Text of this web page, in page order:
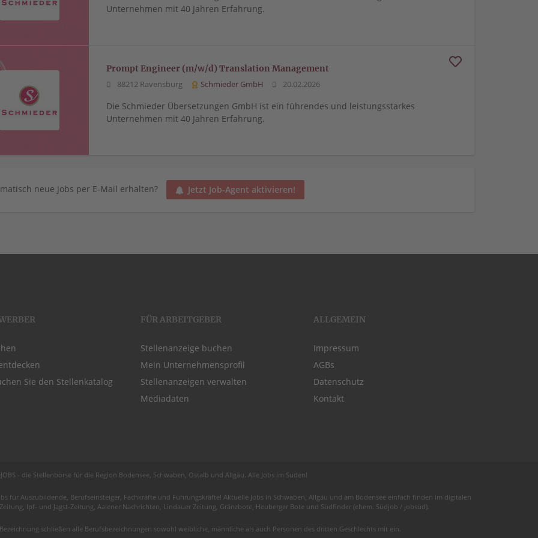
Unternehmen mit 40 Jahren Erfahrung.
Prompt Engineer (m/w/d) Translation Management
88212 Ravensburg Schmieder GmbH 20.02.2026
Die Schmieder Übersetzungen GmbH ist ein führendes und leistungsstarkes
Unternehmen mit 40 Jahren Erfahrung.
neue Jobs per E-Mail erhalten? Jetzt Job-Agent aktivieren!
Sie den Stellenkatalog
FÜR ARBEITGEBER
Stellenanzeige buchen
Mein Unternehmensprofil
Stellenanzeigen verwalten
Mediadaten
ALLGEMEIN
Impressum
AGBs
Datenschutz
Kontakt
- die Stellenbörse für die Region Bodensee , Schwaben, Ostalb und Allgäu . Alle Jobs im Süden!
für Auszubildende , Berufseinsteiger, Fachkräfte und Führungskräfte! Aktuelle Jobs in Schwaben, Allgäu und am Bodensee einfach finden im digitalen
Ipf- und Jagst-Zeitung, Aalener Nachrichten, Lindauer Zeitung, Gränzbote, Heuberger Bote und Südfinder(ehem. Südjob / jobsüd).
schließen alle Berufsbezeichnungen sowohl weibliche, männliche als auch Personen des dritten Geschlechts mit ein.